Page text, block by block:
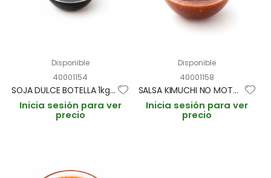
Disponible
40001154
SOJA DULCE BOTELLA 1kg (CAJA 12 BOTELLAS)
Inicia sesión para ver
precio
Disponible
40001158
SALSA KIMUCHI NO MOTO BOTELLA 1kg (CAJA 12 BOTELLAS)
Inicia sesión para ver
precio